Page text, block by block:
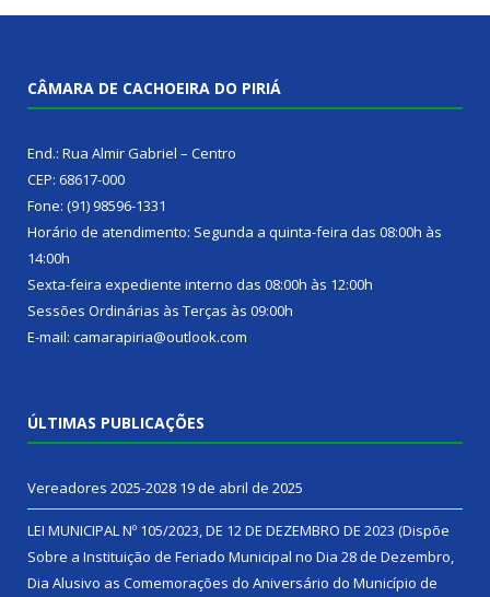
CÂMARA DE CACHOEIRA DO PIRIÁ
End.: Rua Almir Gabriel – Centro
CEP: 68617-000
Fone: (91) 98596-1331
Horário de atendimento: Segunda a quinta-feira das 08:00h às
14:00h
Sexta-feira expediente interno das 08:00h às 12:00h
Sessões Ordinárias às Terças às 09:00h
E-mail: camarapiria@outlook.com
ÚLTIMAS PUBLICAÇÕES
Vereadores 2025-2028 19 de abril de 2025
LEI MUNICIPAL Nº 105/2023, DE 12 DE DEZEMBRO DE 2023 (Dispõe
Sobre a Instituição de Feriado Municipal no Dia 28 de Dezembro,
Dia Alusivo as Comemorações do Aniversário do Município de